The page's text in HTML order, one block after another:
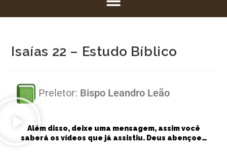
Isaías 22 – Estudo Bíblico
Preletor: Bispo Leandro Leão
Além disso, deixe uma mensagem, assim você
saberá os vídeos que já assistiu. Deus abençoe…